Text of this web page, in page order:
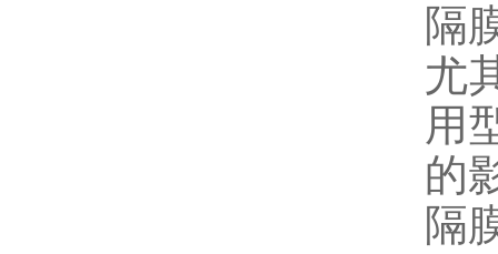
隔
尤
用
的
隔